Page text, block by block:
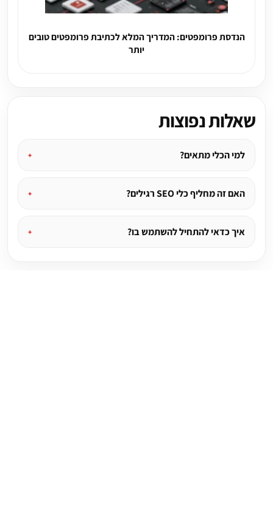
הנדסת פרומפטים: המדריך המלא לכתיבת פרומפטים טובים
יותר
שאלות נפוצות
למי הכלי מתאים?
האם זה מחליף כלי SEO רגילים?
איך כדאי להתחיל להשתמש בו?